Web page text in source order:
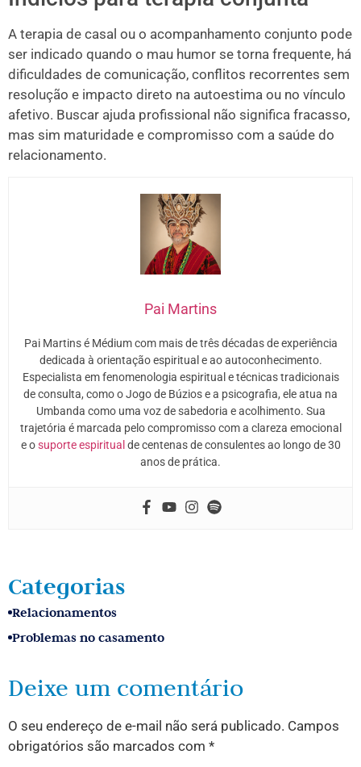
A terapia de casal ou o acompanhamento conjunto pode
ser indicado quando o mau humor se torna frequente, há
dificuldades de comunicação, conflitos recorrentes sem
resolução e impacto direto na autoestima ou no vínculo
afetivo. Buscar ajuda profissional não significa fracasso,
mas sim maturidade e compromisso com a saúde do
relacionamento.
Pai Martins
Pai Martins é Médium com mais de três décadas de experiência
dedicada à orientação espiritual e ao autoconhecimento.
Especialista em fenomenologia espiritual e técnicas tradicionais
de consulta, como o Jogo de Búzios e a psicografia, ele atua na
Umbanda como uma voz de sabedoria e acolhimento. Sua
trajetória é marcada pelo compromisso com a clareza emocional
e osuporte espiritual de centenas de consulentes ao longo de 30
anos de prática.
Categorias
Relacionamentos
Problemas no casamento
Deixe um comentário
O seu endereço de e-mail não será publicado. Campos
obrigatórios são marcados com *